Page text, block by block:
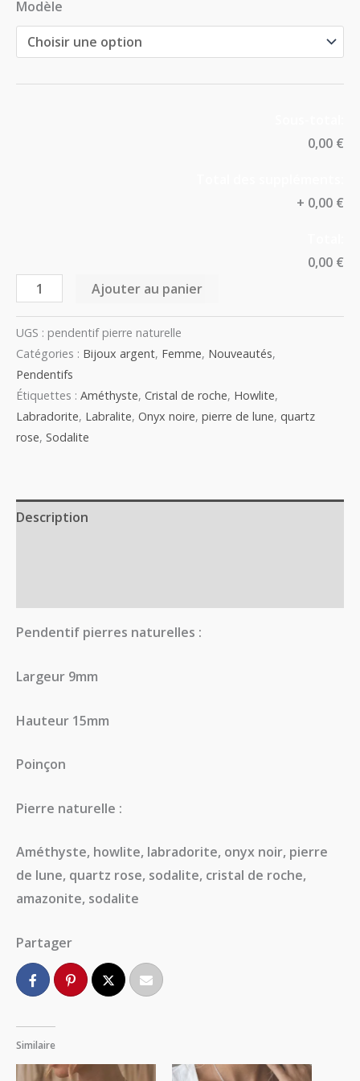
Modèle
0,00 €
+ 0,00 €
0,00 €
Ajouter au panier
UGS : pendentif pierre naturelle
Catégories : Bijoux argent, Femme, Nouveautés,
Pendentifs
Étiquettes : Améthyste, Cristal de roche, Howlite,
Labradorite, Labralite, Onyx noire, pierre de lune, quartz
rose, Sodalite
Description
Pendentif pierres naturelles :
Largeur 9mm
Hauteur 15mm
Poinçon
Pierre naturelle :
Améthyste, howlite, labradorite, onyx noir, pierre
de lune, quartz rose, sodalite, cristal de roche,
amazonite, sodalite
Partager
Similaire